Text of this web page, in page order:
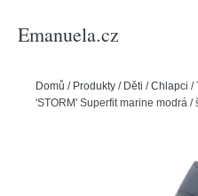
Emanuela.cz
Domů / Produkty / Děti /Chlapci /
'STORM' Superfit marine modrá /